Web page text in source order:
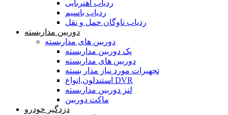
ردیاب آهنربایی
ردیاب باسیم
ردیاب ناوگان حمل و نقل
دوربین مداربسته
دوربین های مداربسته
پک دوربین مداربسته
دوربین های مداربسته
تجهیرات مورد نیاز مدار بسته
استندلون,انواع DVR
لنز دوربین مداربسته
ماکت دوربین
دزدگیر خودرو